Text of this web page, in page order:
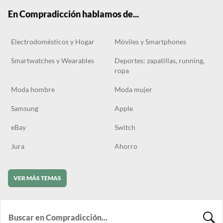
En Compradicción hablamos de...
Electrodomésticos y Hogar Móviles y Smartphones
Smartwatches y Wearables
Deportes: zapatillas, running,
ropa
Moda hombre Moda mujer
Samsung Apple
eBay Switch
Jura Ahorro
VER MÁS TEMAS